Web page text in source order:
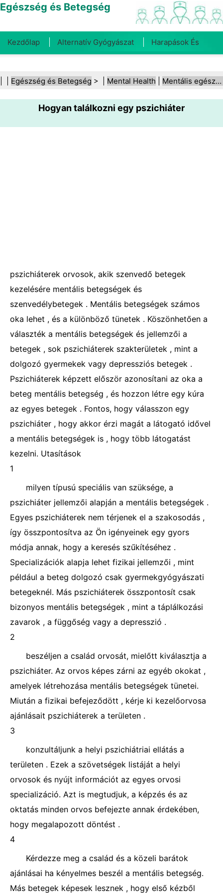
Egészség és Betegség
Kezdőlap Alternatív Gyógyászat Harapások És
Fogegészség Diéta És Táplálkozás Családi
Egészségügyi Ágazat Mentális Egészség
Közegészségügy És Biztonság Sebészet És
Egészség és Betegség > | Mental Health Mentális egészség (általános)
Hogyan találkozni egy pszichiáter
pszichiáterek orvosok, akik szenvedő betegek
kezelésére mentális betegségek és
szenvedélybetegek . Mentális betegségek számos
oka lehet , és a különböző tünetek . Köszönhetően a
választék a mentális betegségek és jellemzői a
betegek , sok pszichiáterek szakterületek , mint a
dolgozó gyermekek vagy depressziós betegek .
Pszichiáterek képzett először azonosítani az oka a
beteg mentális betegség , és hozzon létre egy kúra
az egyes betegek . Fontos, hogy válasszon egy
pszichiáter , hogy akkor érzi magát a látogató idővel
a mentális betegségek is , hogy több látogatást
kezelni. Utasítások
1
milyen típusú speciális van szüksége, a
pszichiáter jellemzői alapján a mentális betegségek .
Egyes pszichiáterek nem térjenek el a szakosodás ,
így összpontosítva az Ön igényeinek egy gyors
módja annak, hogy a keresés szűkítéséhez .
Specializációk alapja lehet fizikai jellemzői , mint
például a beteg dolgozó csak gyermekgyógyászati ​​
betegeknél. Más pszichiáterek összpontosít csak
bizonyos mentális betegségek , mint a táplálkozási
zavarok , a függőség vagy a depresszió .
2
beszéljen a család orvosát, mielőtt kiválasztja a
pszichiáter. Az orvos képes zárni az egyéb okokat ,
amelyek létrehozása mentális betegségek tünetei.
Miután a fizikai befejeződött , kérje ki kezelőorvosa
ajánlásait pszichiáterek a területen .
3
konzultáljunk a helyi pszichiátriai ellátás a
területen . Ezek a szövetségek listáját a helyi
orvosok és nyújt információt az egyes orvosi
specializáció. Azt is megtudjuk, a képzés és az
oktatás minden orvos befejezte annak érdekében,
hogy megalapozott döntést .
4
Kérdezze meg a család és a közeli barátok
ajánlásai ha kényelmes beszél a mentális betegség.
Más betegek képesek lesznek , hogy első kézből